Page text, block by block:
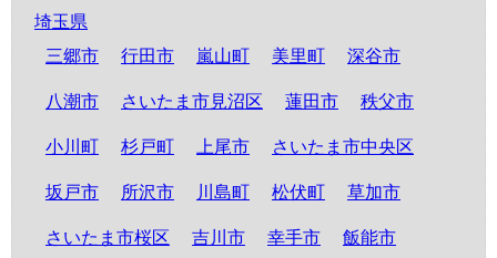
埼玉県
三郷市
行田市 嵐山町 美里町 深谷市
八潮市 さいたま市見沼区 蓮田市 秩父市
小川町 杉戸町 上尾市 さいたま市中央区
坂戸市 所沢市 川島町 松伏町 草加市
さいたま市桜区 吉川市 幸手市 飯能市